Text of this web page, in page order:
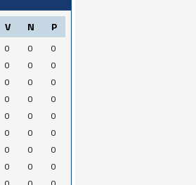
V N P
0 0
0
0 0
0
0 0
0
0 0
0
0 0
0
0 0
0
0 0
0
0 0
0